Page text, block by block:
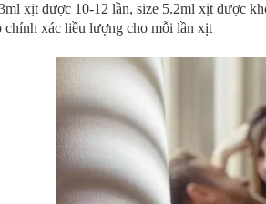
xịt được 10-12 lần, size 5.2ml xịt được
xác liều lượng cho mỗi lần xịt